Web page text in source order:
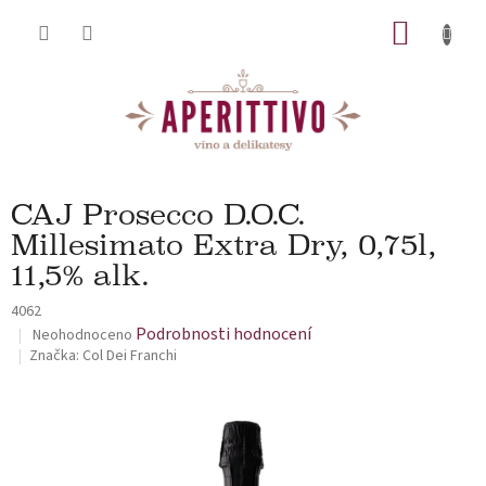
CAJ Prosecco D.O.C.
Millesimato Extra Dry, 0,75l,
11,5% alk.
4062
Průměrné hodnocení produktu je 0,0 z 5 hvězdiček.
Neohodnoceno Podrobnosti hodnocení
Značka: Col Dei Franchi